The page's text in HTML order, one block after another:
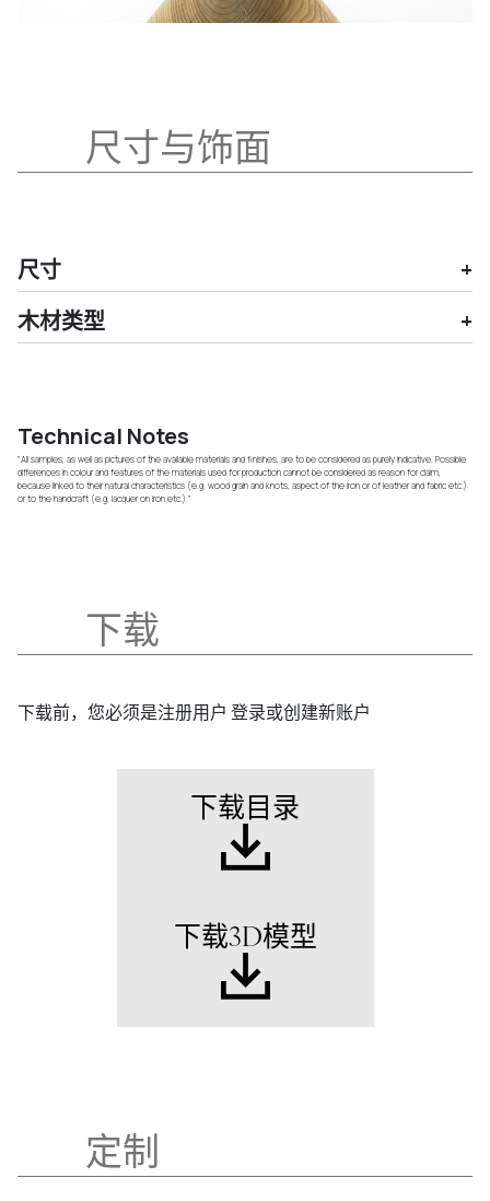
尺寸与饰面
尺寸
木材类型
Technical Notes
"All samples, as well as pictures of the available materials and finishes, are to be considered as purely indicative. Possible
differences in colour and features of the materials used for production cannot be considered as reason for claim,
because linked to their natural characteristics (e.g. wood grain and knots, aspect of the iron or of leather and fabric etc.)
or to the handcraft (e.g. lacquer on iron etc.)."
下载
下载前，您必须是注册用户 登录或创建新账户
下载目录
下载3D模型
定制